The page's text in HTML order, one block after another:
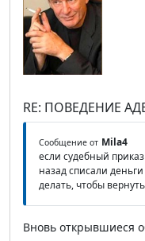
RE: ПОВЕДЕНИЕ
Сообщение от Mila4
если судебный
назад списали
делать, чтобы
Вновь открывшиеся